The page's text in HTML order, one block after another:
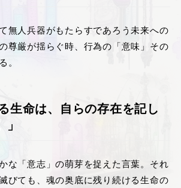
無人兵器がもたらすであろう未来への
尊厳が揺らぐ時、行為の「意味」その
。
生命は、自らの存在を記し
な「意志」の萌芽を捉えた言葉。それ
びても、魂の奥底に残り続ける生命の